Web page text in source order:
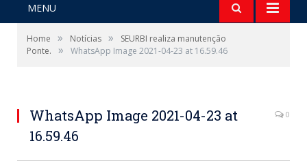
MENU
Home » Notícias »
SEURBI realiza manutenção
Ponte.
» WhatsApp Image 2021-04-23 at 16.59.46
WhatsApp Image 2021-04-23 at
16.59.46
0